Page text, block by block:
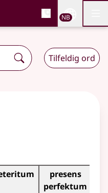
og
NB
Tilfeldig ord
presens
perfektum